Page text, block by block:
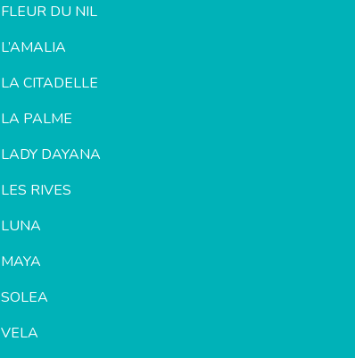
FLEUR DU NIL
L’AMALIA
LA CITADELLE
LA PALME
LADY DAYANA
LES RIVES
LUNA
MAYA
SOLEA
VELA